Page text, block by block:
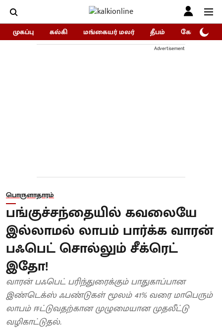
முகப்பு கல்கி மங்கையர் மலர் தீபம் கோகுலம்/
Advertisement
பொருளாதாரம்
பங்குச்சந்தையில் கவலையே
இல்லாமல் லாபம் பார்க்க வாரன்
பஃபெட் சொல்லும் சீக்ரெட்
இதோ!
வாரன் பஃபெட் பரிந்துரைக்கும் பாதுகாப்பான
இண்டெக்ஸ் ஃபண்டுகள் மூலம் 41% வரை மாபெரும்
லாபம் ஈட்டுவதற்கான முழுமையான முதலீட்டு
வழிகாட்டுதல்.